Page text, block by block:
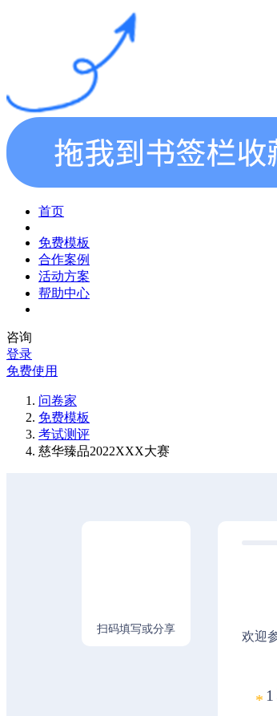
首页
免费模板
合作案例
活动方案
帮助中心
咨询
登录
免费使用
问卷家
免费模板
考试测评
慈华臻品2022XXX大赛